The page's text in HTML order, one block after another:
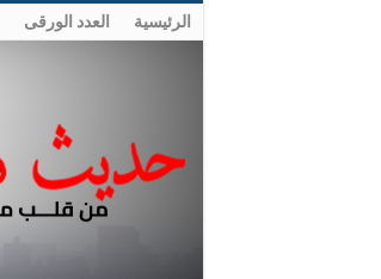
الرئيسية العدد الورقى